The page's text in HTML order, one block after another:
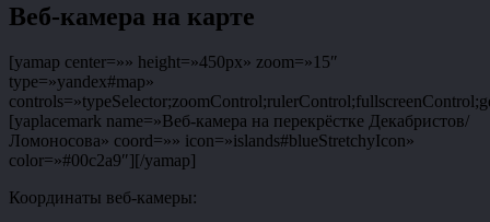
Веб-камера на карте
[yamap center=»» height=»450px» zoom=»15″
type=»yandex#map»
[yaplacemark name=»Веб-камера на перекрёстке Декабристов/
Ломоносова» coord=»» icon=»islands#blueStretchyIcon»
color=»#00c2a9″][/yamap]
Координаты веб-камеры: